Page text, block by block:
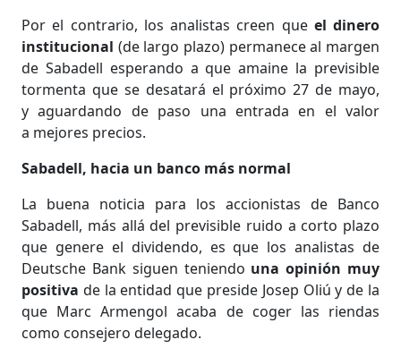
Por el contrario, los analistas creen que el dinero
institucional (de largo plazo) permanece al margen
de Sabadell esperando a que amaine la previsible
tormenta que se desatará el próximo 27 de mayo,
y aguardando de paso una entrada en el valor
a mejores precios.
Sabadell, hacia un banco más normal
La buena noticia para los accionistas de Banco
Sabadell, más allá del previsible ruido a corto plazo
que genere el dividendo, es que los analistas de
Deutsche Bank siguen teniendo una opinión muy
positiva de la entidad que preside Josep Oliú y de la
que Marc Armengol acaba de coger las riendas
como consejero delegado.